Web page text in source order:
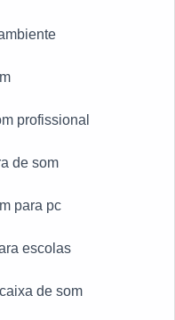
profissional
de som
para pc
escolas
de som